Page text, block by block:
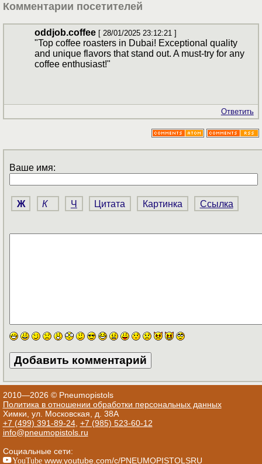
Комментарии посетителей
oddjob.coffee [ 28/01/2025 23:12:21 ]
"Top coffee roasters in Dubai! Exceptional quality
and unique flavors that stand out. A must-try for any
coffee enthusiast!"
Ответить
Ваше имя:
Ж К Ч Цитата Картинка Ссылка
2010—2026 © Pneumopistols
Политика в отношении обработки персональных данных
Химки, ул. Московская, д. 38А
+7 (499) 391-89-24, +7 (985) 523-60-12
info@pneumopistols.ru
Социальные сети:
YouTube www.youtube.com/c/PNEUMOPISTOLSRU